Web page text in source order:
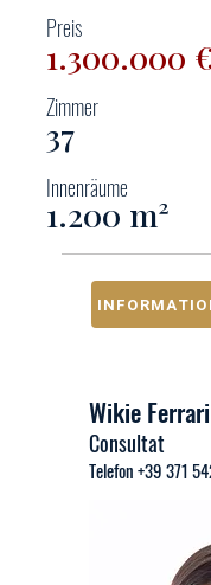
Preis
1.300.000 €
Zimmer
37
Innenräume
1.200 m²
Wikie Ferrari
Consultat
Telefon +39 371